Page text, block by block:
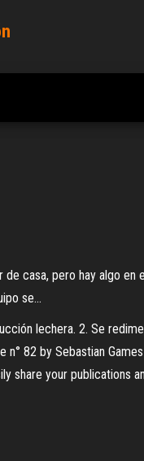
casa, pero hay algo en
se...
lechera. 2. Se
n° 82 by Sebastian
share your publications